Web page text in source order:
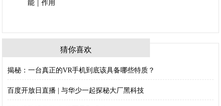
猜你喜欢
揭秘：一台真正的VR手机到底该具备哪些特质？
百度开放日直播 | 与华少一起探秘大厂黑科技